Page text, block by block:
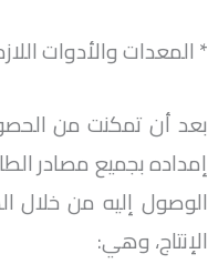
* المعدات والأدوات
بعد أن تمكنت من
إمداده بجميع مصادر
الوصول إليه من خلال
الإنتاج، وهي: